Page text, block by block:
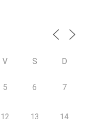
V S D
5 6 7
12 13 14